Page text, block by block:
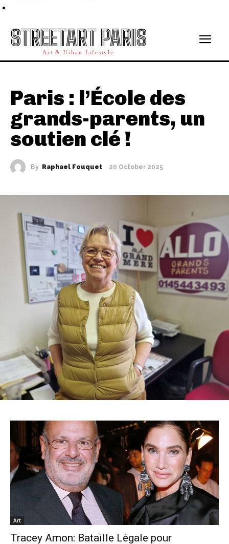
STREETART PARIS
Art & Urban Lifestyle
Paris : l’École des
grands-parents, un
soutien clé !
By Raphael Fouquet 20 October 2025
Art
Tracey Amon: Bataille Légale pour